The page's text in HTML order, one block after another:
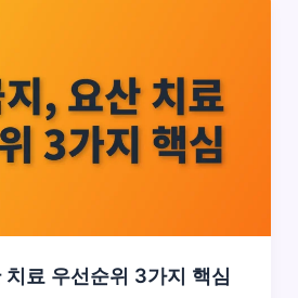
료 우선순위 3가지 핵심